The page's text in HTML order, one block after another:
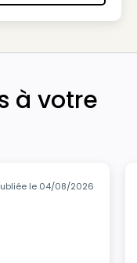
à votre
le 04/08/2026